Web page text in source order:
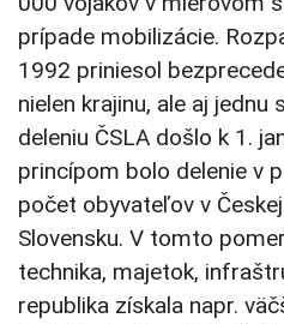
prípade mobilizácie.
1992 priniesol
nielen krajinu, ale aj jednu
deleniu ČSLA došlo k 1.
princípom bolo delenie v
počet obyvateľov v
Slovensku. V tomto
technika, majetok,
republika získala napr.